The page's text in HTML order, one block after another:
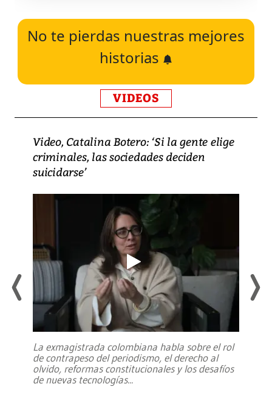
No te pierdas nuestras mejores
historias
VIDEOS
Video, Catalina Botero: ‘Si la gente elige
criminales, las sociedades deciden
suicidarse’
La exmagistrada colombiana habla sobre el rol
de contrapeso del periodismo, el derecho al
olvido, reformas constitucionales y los desafíos
de nuevas tecnologías...